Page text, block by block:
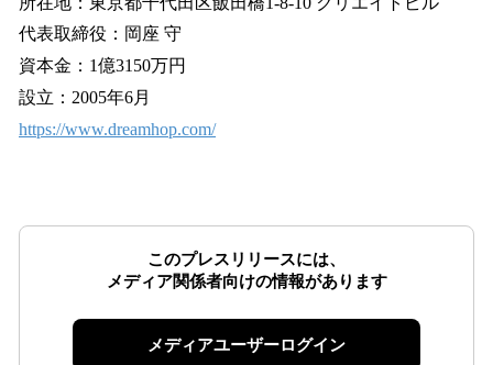
代表取締役：岡座 守
資本金：1億3150万円
設立：2005年6月
https://www.dreamhop.com/
このプレスリリースには、
メディア関係者向けの情報があります
メディアユーザーログイン